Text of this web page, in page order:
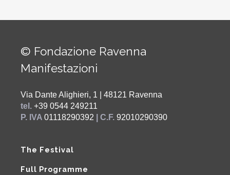
© Fondazione Ravenna
Manifestazioni
Via Dante Alighieri, 1 | 48121 Ravenna
tel. +39 0544 249211
P. IVA 01118290392 | C.F. 92010290390
The Festival
Full Programme